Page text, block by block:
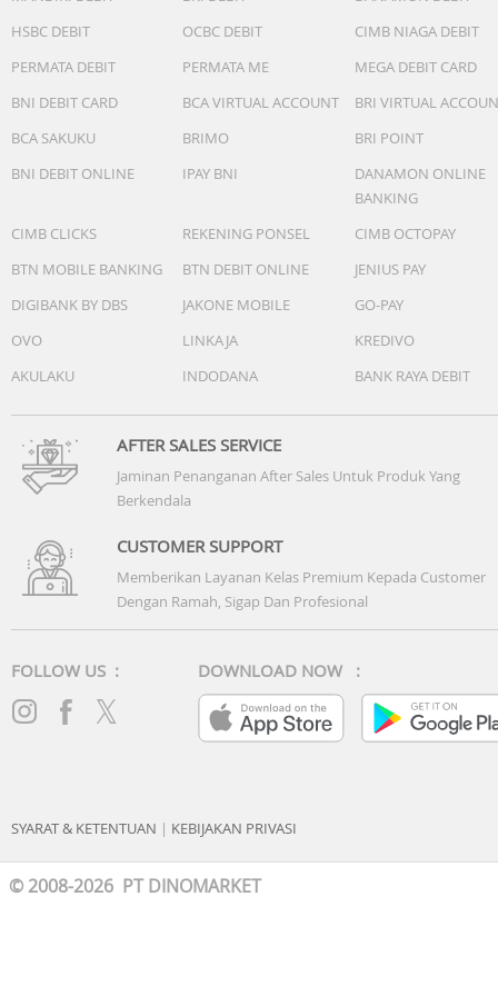
HSBC DEBIT
OCBC DEBIT
CIMB NIAGA DEBIT
PERMATA DEBIT
PERMATA ME
MEGA DEBIT CARD
BNI DEBIT CARD
BCA VIRTUAL ACCOUNT
BRI VIRTUAL
BCA SAKUKU
BRIMO
BRI POINT
BNI DEBIT ONLINE
IPAY BNI
DANAMON ONLINE
BANKING
CIMB CLICKS
REKENING PONSEL
CIMB OCTOPAY
BTN MOBILE BANKING
BTN DEBIT ONLINE
JENIUS PAY
DIGIBANK BY DBS
JAKONE MOBILE
GO-PAY
OVO
LINKAJA
KREDIVO
AKULAKU
INDODANA BANK RAYA DEBIT
AFTER SALES SERVICE
Jaminan Penanganan After Sales Untuk Produk Yang
Berkendala
CUSTOMER SUPPORT
Memberikan Layanan Kelas Premium Kepada Customer
Dengan Ramah, Sigap Dan Profesional
FOLLOW US : DOWNLOAD NOW :
SYARAT & KETENTUAN | KEBIJAKAN PRIVASI
© 2008-2026 PT DINOMARKET